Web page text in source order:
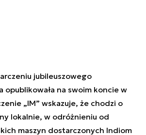
jubileuszowego
opublikowała na swoim koncie w
„IM” wskazuje, że chodzi o
lokalnie, w odróżnieniu od
maszyn dostarczonych Indiom